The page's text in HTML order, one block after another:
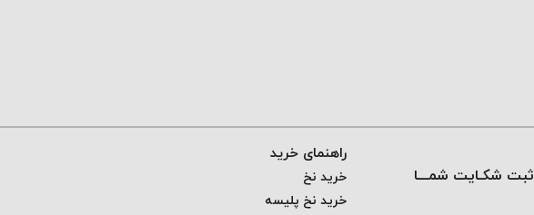
ثبت شکـایت شمـــا
راهنمای خرید
خرید نخ
خرید نخ پلیسه